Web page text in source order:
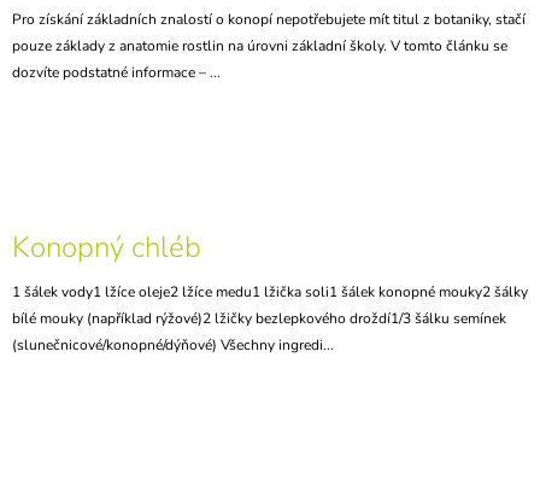
Pro získání základních znalostí o konopí nepotřebujete mít titul z botaniky, stačí
pouze základy z anatomie rostlin na úrovni základní školy. V tomto článku se
dozvíte podstatné informace – ...
Konopný chléb
1 šálek vody1 lžíce oleje2 lžíce medu1 lžička soli1 šálek konopné mouky2 šálky
bílé mouky (například rýžové)2 lžičky bezlepkového droždí1/3 šálku semínek
(slunečnicové/konopné/dýňové) Všechny ingredi...